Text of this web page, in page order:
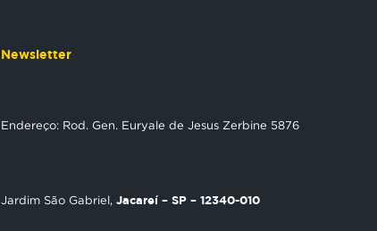
Newsletter
Endereço: Rod. Gen. Euryale de Jesus Zerbine 5876
Jardim São Gabriel, Jacareí – SP – 12340-010